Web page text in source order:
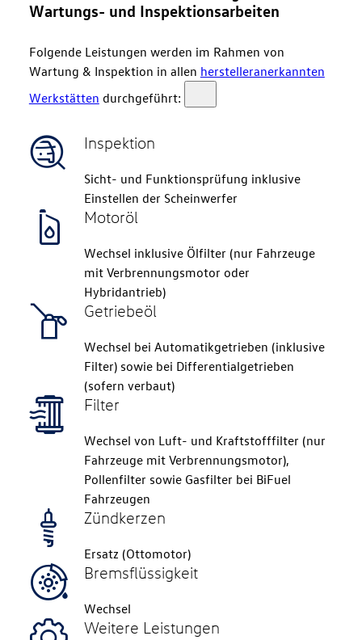
Wartungs- und Inspektionsarbeiten
Folgende Leistungen werden im Rahmen von
Wartung & Inspektion in allen herstelleranerkannten
Werkstätten durchgeführt:
Inspektion
Sicht- und Funktionsprüfung inklusive
Einstellen der Scheinwerfer
Motoröl
Wechsel inklusive Ölfilter (nur Fahrzeuge
mit Verbrennungsmotor oder
Hybridantrieb)
Getriebeöl
Wechsel bei Automatikgetrieben (inklusive
Filter) sowie bei Differentialgetrieben
(sofern verbaut)
Filter
Wechsel von Luft- und Kraftstofffilter (nur
Fahrzeuge mit Verbrennungsmotor),
Pollenfilter sowie Gasfilter bei BiFuel
Fahrzeugen
Zündkerzen
Ersatz (Ottomotor)
Bremsflüssigkeit
Wechsel
Weitere Leistungen